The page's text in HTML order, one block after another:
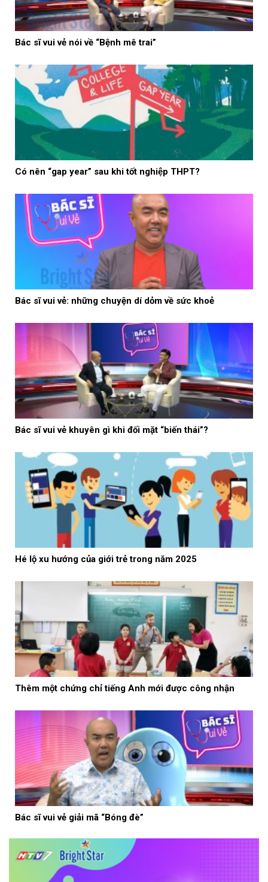
Bác sĩ vui vẻ nói về “Bệnh mê trai”
Có nên “gap year” sau khi tốt nghiệp THPT?
Bác sĩ vui vẻ: những chuyện dí dỏm về sức khoẻ
Bác sĩ vui vẻ khuyên gì khi đối mặt “biến thái”?
Hé lộ xu hướng của giới trẻ trong năm 2025
Thêm một chứng chỉ tiếng Anh mới được công nhận
Bác sĩ vui vẻ giải mã “Bóng đè”